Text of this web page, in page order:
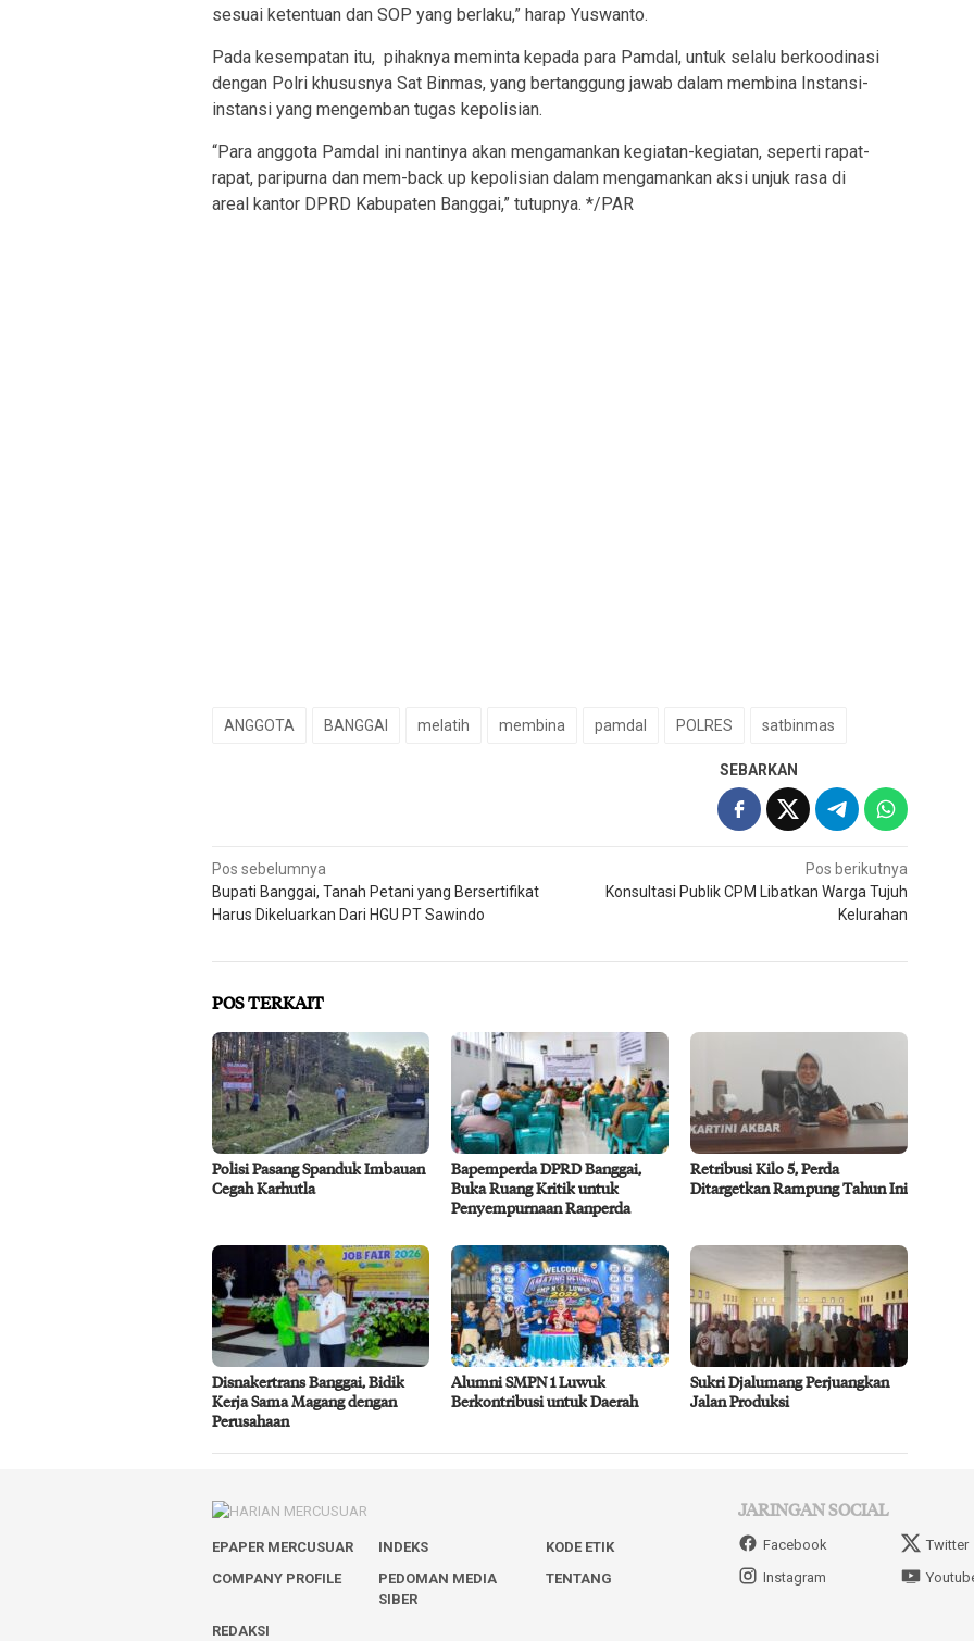
sesuai ketentuan dan SOP yang berlaku,” harap Yuswanto.
Pada kesempatan itu, pihaknya meminta kepada para Pamdal, untuk selalu berkoodinasi
dengan Polri khususnya Sat Binmas, yang bertanggung jawab dalam membina Instansi-
instansi yang mengemban tugas kepolisian.
“Para anggota Pamdal ini nantinya akan mengamankan kegiatan-kegiatan, seperti rapat-
rapat, paripurna dan mem-back up kepolisian dalam mengamankan aksi unjuk rasa di
areal kantor DPRD Kabupaten Banggai,” tutupnya. */PAR
ANGGOTA BANGGAI melatih membina pamdal POLRES satbinmas
SEBARKAN
Navigasi
pos
Pos sebelumnya
Bupati Banggai, Tanah Petani yang Bersertifikat
Harus Dikeluarkan Dari HGU PT Sawindo
Pos berikutnya
Konsultasi Publik CPM Libatkan Warga Tujuh
Kelurahan
POS TERKAIT
Polisi Pasang Spanduk Imbauan
Cegah Karhutla
Bapemperda DPRD Banggai,
Buka Ruang Kritik untuk
Penyempurnaan Ranperda
Retribusi Kilo 5, Perda
Ditargetkan Rampung Tahun Ini
Disnakertrans Banggai, Bidik
Kerja Sama Magang dengan
Perusahaan
Alumni SMPN 1 Luwuk
Berkontribusi untuk Daerah
Sukri Djalumang Perjuangkan
Jalan Produksi
EPAPER MERCUSUAR INDEKS
KODE ETIK
COMPANY PROFILE
PEDOMAN MEDIA
SIBER
TENTANG
REDAKSI
JARINGAN SOCIAL
Facebook
Twitter
Instagram